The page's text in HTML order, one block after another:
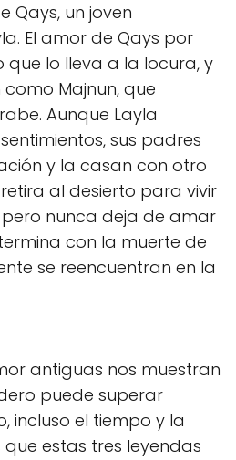
Qays, un joven
El amor de Qays por
que lo lleva a la locura, y
Majnun, que
Aunque Layla
sus padres
y la casan con otro
al desierto para vivir
nunca deja de amar
con la muerte de
se reencuentran en la
antiguas nos muestran
puede superar
incluso el tiempo y la
estas tres leyendas